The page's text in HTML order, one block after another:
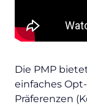
Die PMP
einfaches
Präferenzen